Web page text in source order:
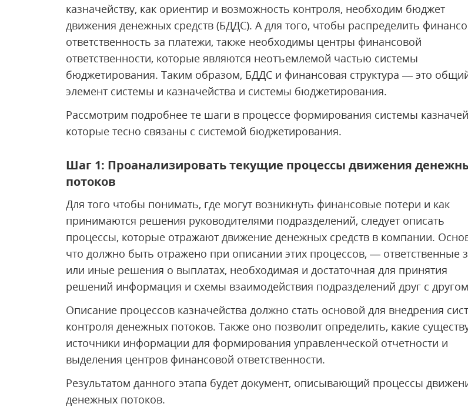
казначейству, как ориентир и возможность контроля, необходим бюджет
движения денежных средств (БДДС). А для того, чтобы распределить
ответственность за платежи, также необходимы центры финансовой
ответственности, которые являются неотъемлемой частью системы
бюджетирования. Таким образом, БДДС и финансовая структура — это
элемент системы и казначейства и системы бюджетирования.
Рассмотрим подробнее те шаги в процессе формирования системы
которые тесно связаны с системой бюджетирования.
Шаг 1: Проанализировать текущие процессы движения
потоков
Для того чтобы понимать, где могут возникнуть финансовые потери и как
принимаются решения руководителями подразделений, следует описать
процессы, которые отражают движение денежных средств в компании.
что должно быть отражено при описании этих процессов, — ответственные
или иные решения о выплатах, необходимая и достаточная для принятия
решений информация и схемы взаимодействия подразделений друг с
Описание процессов казначейства должно стать основой для внедрения
контроля денежных потоков. Также оно позволит определить, какие
источники информации для формирования управленческой отчетности и
выделения центров финансовой ответственности.
Результатом данного этапа будет документ, описывающий процессы
денежных потоков.